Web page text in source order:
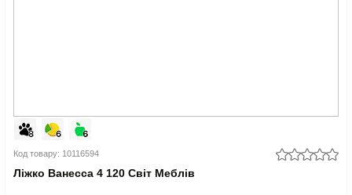
Код товару: 10116594
Ліжко Ванесса 4 120 Світ Меблів